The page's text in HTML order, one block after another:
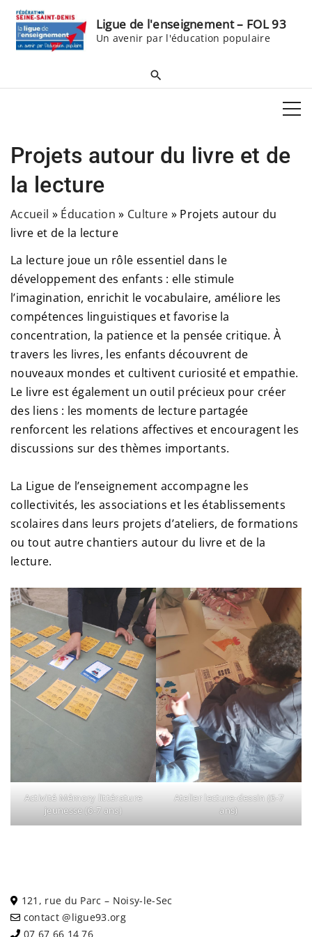
Ligue de l'enseignement – FOL 93
Un avenir par l'éducation populaire
Projets autour du livre et de
la lecture
Accueil » Éducation » Culture » Projets autour du
livre et de la lecture
La lecture joue un rôle essentiel dans le
développement des enfants : elle stimule
l’imagination, enrichit le vocabulaire, améliore les
compétences linguistiques et favorise la
concentration, la patience et la pensée critique. À
travers les livres, les enfants découvrent de
nouveaux mondes et cultivent curiosité et empathie.
Le livre est également un outil précieux pour créer
des liens : les moments de lecture partagée
renforcent les relations affectives et encouragent les
discussions sur des thèmes importants.
La Ligue de l’enseignement accompagne les
collectivités, les associations et les établissements
scolaires dans leurs projets d’ateliers, de formations
ou tout autre chantiers autour du livre et de la
lecture.
Activité Mémory littérature
jeunesse (6-7 ans)
Atelier lecture-dessin (6-7
ans)
121, rue du Parc – Noisy-le-Sec
contact @ligue93.org
07 67 66 14 76